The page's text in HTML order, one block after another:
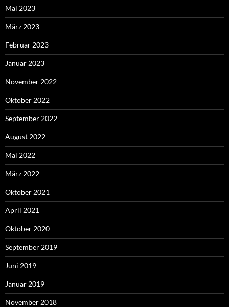
Mai 2023
März 2023
Februar 2023
Januar 2023
November 2022
Oktober 2022
September 2022
August 2022
Mai 2022
März 2022
Oktober 2021
April 2021
Oktober 2020
September 2019
Juni 2019
Januar 2019
November 2018